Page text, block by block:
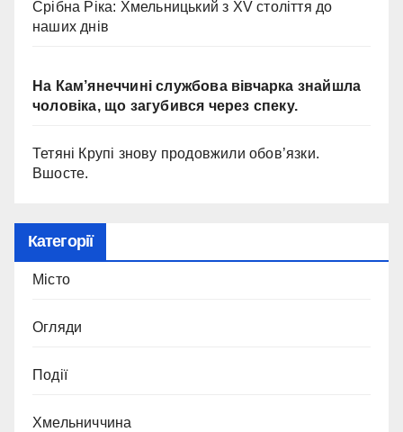
Срібна Ріка: Хмельницький з XV століття до
наших днів
На Кам’янеччині службова вівчарка знайшла
чоловіка, що загубився через спеку.
Тетяні Крупі знову продовжили обов’язки.
Вшосте.
Категорії
Місто
Огляди
Події
Хмельниччина